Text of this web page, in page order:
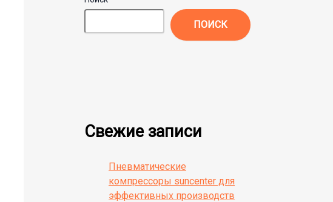
ПОИСК
Свежие записи
Пневматические
компрессоры suncenter для
эффективных производств